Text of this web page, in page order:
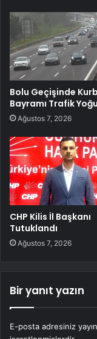
Bolu Geçişinde
Bayramı Trafik
Ağustos 7, 2026
CHP Kilis İl Başkanı
Tutuklandı
Ağustos 7, 2026
Bir yanıt yazın
E-posta adresiniz